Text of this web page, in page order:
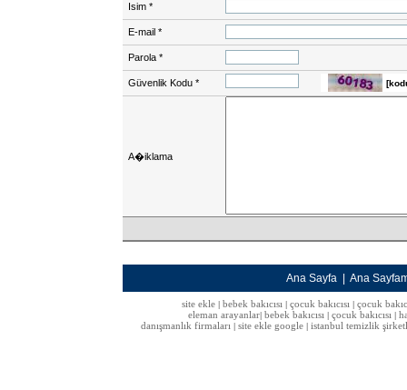
Isim *
E-mail *
Parola *
Güvenlik Kodu *
A�iklama
Ana Sayfa Ana
site ekle| bebek bakıcısı| çocuk bakıcısı| çocuk
eleman arayanlar bebek bakıcısı çocuk bakıcısı
danışmanlık firmaları
site ekle google istanbul temizlik